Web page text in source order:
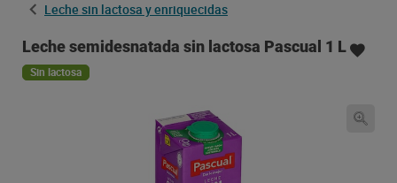
Leche sin lactosa y enriquecidas
Leche semidesnatada sin lactosa Pascual 1 L
Sin lactosa